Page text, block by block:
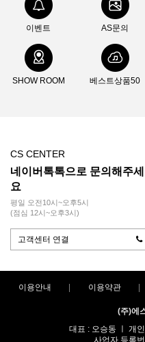
이벤트 AS문의
SHOW ROOM 베스트상품50
CS CENTER
네이버톡톡으로 문의해주세
요
평일 오전10시~오후5시
(점심 12시~오후3시)
고객센터 연결
이용안내 이용약관
(주)에
대표 : 오승동 ㅣ 개